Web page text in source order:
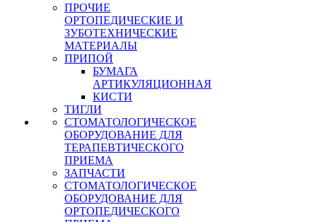
ПРОЧИЕ
ОРТОПЕДИЧЕСКИЕ И
ЗУБОТЕХНИЧЕСКИЕ
МАТЕРИАЛЫ
ПРИПОЙ
БУМАГА
АРТИКУЛЯЦИОННАЯ
КИСТИ
ТИГЛИ
СТОМАТОЛОГИЧЕСКОЕ
ОБОРУДОВАНИЕ ДЛЯ
ТЕРАПЕВТИЧЕСКОГО
ПРИЕМА
ЗАПЧАСТИ
СТОМАТОЛОГИЧЕСКОЕ
ОБОРУДОВАНИЕ ДЛЯ
ОРТОПЕДИЧЕСКОГО